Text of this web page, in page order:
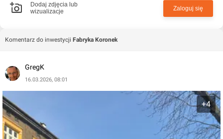
Dodaj zdjęcia lub
wizualizacje
Zaloguj się
Komentarz do inwestycji Fabryka Koronek
GregK
16.03.2026, 08:01
+4